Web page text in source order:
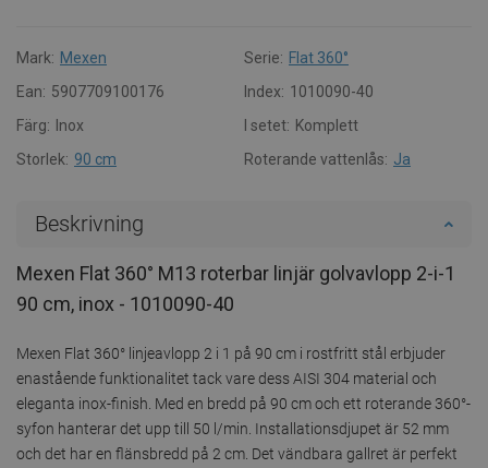
Mark: Mexen Serie: Flat 360°
Ean: 5907709100176 Index: 1010090-40
Färg:
Inox I setet: Komplett
Storlek: 90 cm Roterande vattenlås: Ja
Beskrivning
Mexen Flat 360° M13 roterbar linjär golvavlopp 2-i-1
90 cm, inox - 1010090-40
Mexen Flat 360° linjeavlopp 2 i 1 på 90 cm i rostfritt stål erbjuder
enastående funktionalitet tack vare dess AISI 304 material och
eleganta inox-finish. Med en bredd på 90 cm och ett roterande 360°-
syfon hanterar det upp till 50 l/min. Installationsdjupet är 52 mm
och det har en flänsbredd på 2 cm. Det vändbara gallret är perfekt